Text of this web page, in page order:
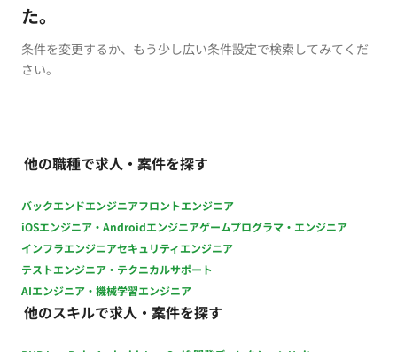
た。
条件を変更するか、もう少し広い条件設定で検索してみてくだ
さい。
他の職種で求人・案件を探す
バックエンドエンジニアフロントエンジニア
iOSエンジニア・Androidエンジニアゲームプログラマ・エンジニア
インフラエンジニアセキュリティエンジニア
テストエンジニア・テクニカルサポート
AIエンジニア・機械学習エンジニア
他のスキルで求人・案件を探す